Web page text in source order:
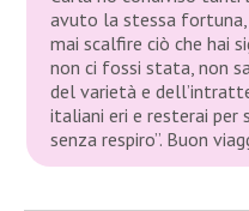
avuto la stessa
mai scalfire ciò che hai
non ci fossi stata, non
del varietà e
italiani eri e resterai per
senza respiro”. Buon